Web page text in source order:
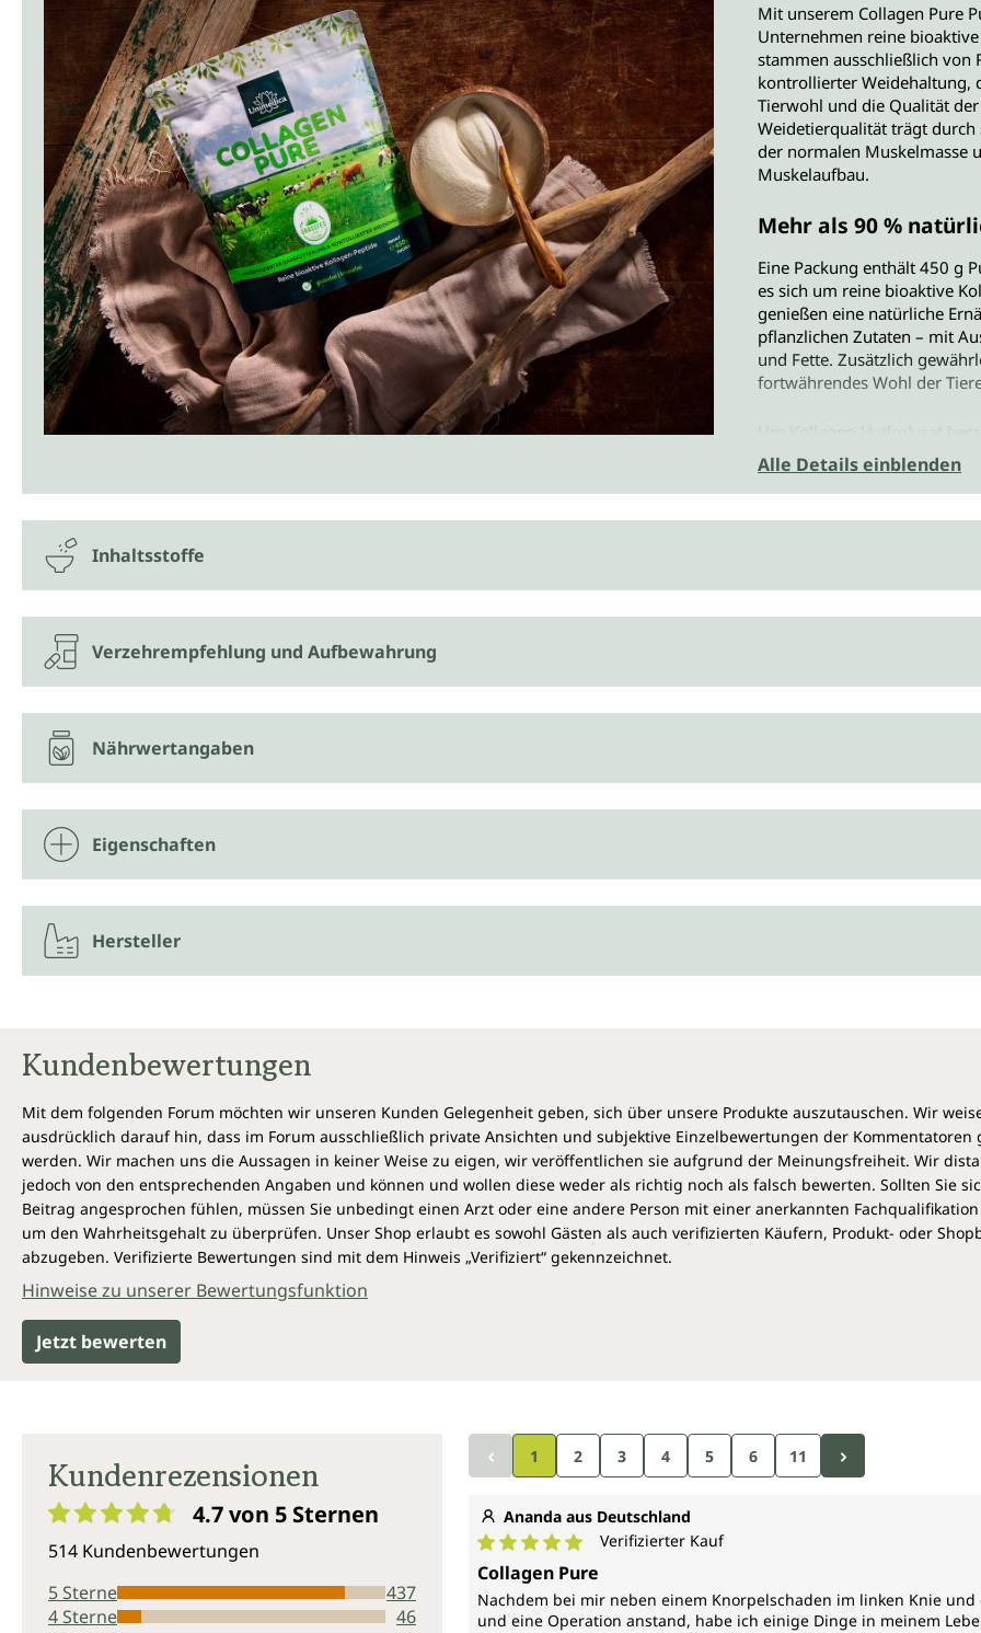
Mit unserem Collagen Pure
Unternehmen reine
stammen ausschließlich von
kontrollierter Weidehaltung,
Tierwohl und die Qualität
Weidetierqualität trägt durch
der normalen Muskelmasse
Muskelaufbau.
Mehr als 90 %
Eine Packung enthält 450 g
es sich um reine bioaktive
genießen eine natürliche
pflanzlichen Zutaten – mit
und Fette. Zusätzlich
fortwährendes Wohl der
der als Hydrolyse
Körper, das Kollagen
Peptide sind kurze Ketten
Aminogramm
Alanin 8,6
Cystein 0
Glutaminsäure 9,8
Isoleucin 1,5
Leucin 2,7
Phenylalanin 1,7
Tyrosin 0,4
Valin 2,1
Warum ist Kollagen
Der menschliche Körper
Diese kann er jedoch nicht
In welchen
Natürlicherweise findet sich
Wann ist eine
Alle Details einblenden
Inhaltsstoffe
Verzehrempfehlung und Aufbewahrung
Nährwertangaben
Eigenschaften
Hersteller
Kundenbewertungen
Mit dem folgenden Forum möchten wir unseren Kunden Gelegenheit geben, sich über unsere Produkte auszutauschen. Wir
ausdrücklich darauf hin, dass im Forum ausschließlich private Ansichten und subjektive Einzelbewertungen der Kommentatoren
werden. Wir machen uns die Aussagen in keiner Weise zu eigen, wir veröffentlichen sie aufgrund der Meinungsfreiheit. Wir
jedoch von den entsprechenden Angaben und können und wollen diese weder als richtig noch als falsch bewerten. Sollten Sie
Beitrag angesprochen fühlen, müssen Sie unbedingt einen Arzt oder eine andere Person mit einer anerkannten
um den Wahrheitsgehalt zu überprüfen. Unser Shop erlaubt es sowohl Gästen als auch verifizierten Käufern, Produkt- oder
abzugeben. Verifizierte Bewertungen sind mit dem Hinweis „Verifiziert“ gekennzeichnet.
Hinweise zu unserer Bewertungsfunktion
Jetzt bewerten
Kundenrezensionen
4.7 von 5 Sternen
514 Kundenbewertungen
5 Sterne
437
4 Sterne
46
1 Seite
2 Seite
3 Seite
4 Seite
5 Seite
6 11
Ananda aus Deutschland
Durchschnittliche Bewertung von 5 von 5 Sternen
Verifizierter Kauf
Collagen Pure
Nachdem bei mir neben einem Knorpelschaden im linken Knie
und eine Operation anstand, habe ich einige Dinge in meinem